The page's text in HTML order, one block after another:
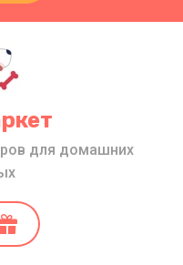
для домашних